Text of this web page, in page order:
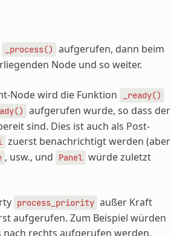
_process()
aufgerufen, dann beim
Node und so weiter.
Node wird die Funktion _ready()
aufgerufen wurde, so dass der
sind. Dies ist auch als Post-
zuerst benachrichtigt werden (aber
, usw., und Panel würde zuletzt
process_priority außer Kraft
aufgerufen. Zum Beispiel würden
nach rechts aufgerufen werden.